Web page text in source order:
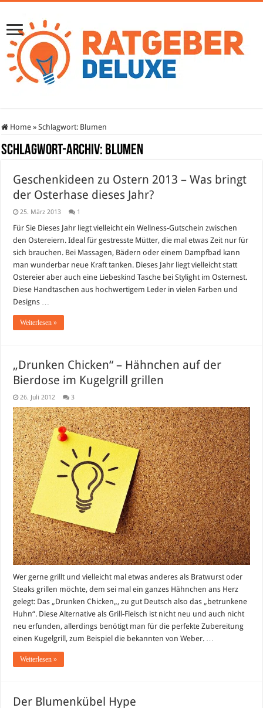
Home » Schlagwort: Blumen
Schlagwort-Archiv: Blumen
Geschenkideen zu Ostern 2013 – Was bringt
der Osterhase dieses Jahr?
25. März 2013 1
Für Sie Dieses Jahr liegt vielleicht ein Wellness-Gutschein zwischen
den Ostereiern. Ideal für gestresste Mütter, die mal etwas Zeit nur für
sich brauchen. Bei Massagen, Bädern oder einem Dampfbad kann
man wunderbar neue Kraft tanken. Dieses Jahr liegt vielleicht statt
Ostereier aber auch eine Liebeskind Tasche bei Stylight im Osternest.
Diese Handtaschen aus hochwertigem Leder in vielen Farben und
Designs …
Weiterlesen »
„Drunken Chicken“ – Hähnchen auf der
Bierdose im Kugelgrill grillen
26. Juli 2012 3
Wer gerne grillt und vielleicht mal etwas anderes als Bratwurst oder
Steaks grillen möchte, dem sei mal ein ganzes Hähnchen ans Herz
gelegt: Das „Drunken Chicken„, zu gut Deutsch also das „betrunkene
Huhn“. Diese Alternative als Grill-Fleisch ist nicht neu und auch nicht
neu erfunden, allerdings benötigt man für die perfekte Zubereitung
einen Kugelgrill, zum Beispiel die bekannten von Weber. …
Weiterlesen »
Der Blumenkübel Hype